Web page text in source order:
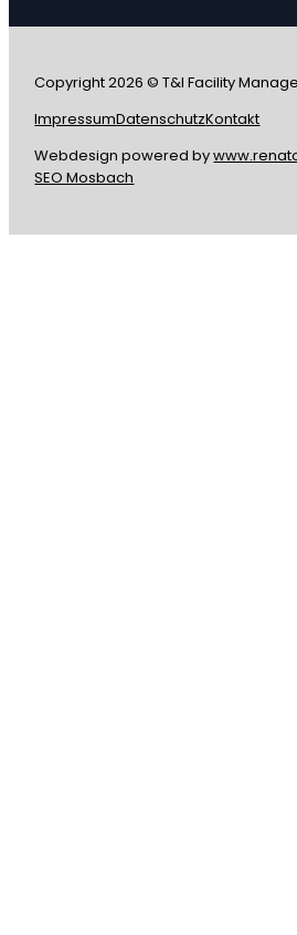
Copyright 2026 © T&I Facility
ImpressumDatenschutzKontakt
Webdesign powered by
SEO Mosbach